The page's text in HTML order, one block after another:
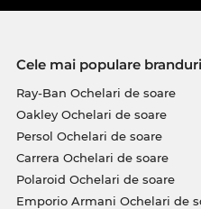
Cele mai populare
Ray-Ban Ochelari de soare
Oakley Ochelari de soare
Persol Ochelari de soare
Carrera Ochelari de soare
Polaroid Ochelari de soare
Emporio Armani Ochelari de